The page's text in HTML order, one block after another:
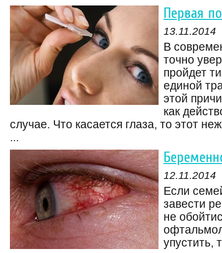
Первая
13.11.2014
В
точно
пройдет
единой
этой
как
случае. Что касается глаза, то этот
...
12.11.2014
Если
завести
не
упустить,